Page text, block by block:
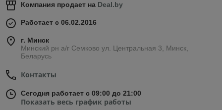
Компания продает на Deal.by
Работает с 06.02.2016
г. Минск
Минский рн а/г Семково ул. Центральная 3, Минск,
Беларусь
Контакты
Сегодня работает с 09:00 до 21:00
Показать весь график работы